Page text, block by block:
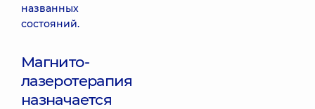
названных
состояний.
Магнито-
лазеротерапия
назначается